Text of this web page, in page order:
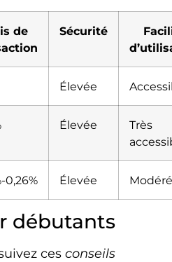
de
Sécurité
Élevée
Élevée
Très
0,26% Élevée
débutants
ces conseils